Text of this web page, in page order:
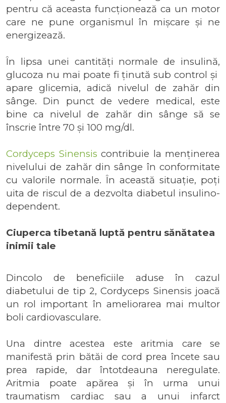
pentru că aceasta funcționează ca un motor
care ne pune organismul în mișcare și ne
energizează.
În lipsa unei cantități normale de insulină,
glucoza nu mai poate fi ținută sub control și
apare glicemia, adică nivelul de zahăr din
sânge. Din punct de vedere medical, este
bine ca nivelul de zahăr din sânge să se
înscrie între 70 și 100 mg/dl.
Cordyceps Sinensis contribuie la menținerea
nivelului de zahăr din sânge în conformitate
cu valorile normale. În această situație, poți
uita de riscul de a dezvolta diabetul insulino-
dependent.
Ciuperca tibetană luptă pentru sănătatea
inimii tale
Dincolo de beneficiile aduse în cazul
diabetului de tip 2, Cordyceps Sinensis joacă
un rol important în ameliorarea mai multor
boli cardiovasculare.
Una dintre acestea este aritmia care se
manifestă prin bătăi de cord prea încete sau
prea rapide, dar întotdeauna neregulate.
Aritmia poate apărea și în urma unui
traumatism cardiac sau a unui infarct